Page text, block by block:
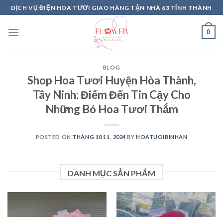
Skip
to
content
DỊCH VỤ ĐIỆN HOA TƯƠI GIAO HÀNG TẬN NHÀ 63 TỈNH THÀNH
0
BLOG
Shop Hoa Tươi Huyện Hòa Thành,
Tây Ninh: Điểm Đến Tin Cậy Cho
Những Bó Hoa Tươi Thắm
POSTED ON THÁNG 10 11, 2024 BYHOATUOIBINHAN
DANH MỤC SẢN PHẨM